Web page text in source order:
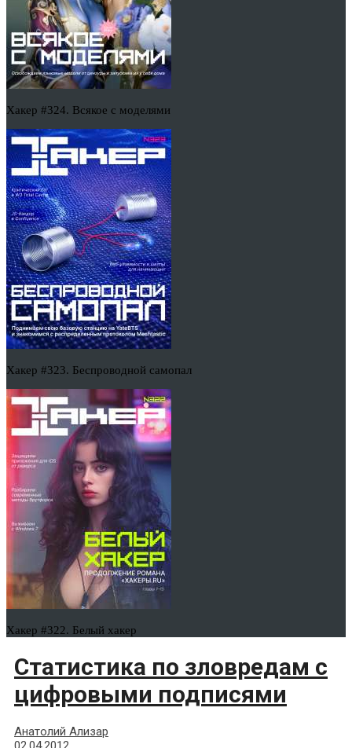
Хакер #324. Всякое с моделями
Хакер #323. Беспроводной самопал
Хакер #322. Белый хакер
Статистика по зловредам с
цифровыми подписями
Анатолий Ализар